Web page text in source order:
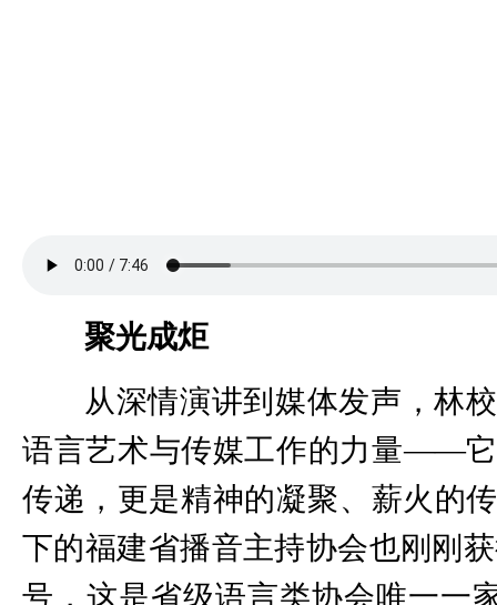
聚光成炬
从深情演讲到媒体发声，林
语言艺术与传媒工作的力量——
传递，更是精神的凝聚、薪火的
下的福建省播音主持协会也刚刚
号，这是省级语言类协会唯一一